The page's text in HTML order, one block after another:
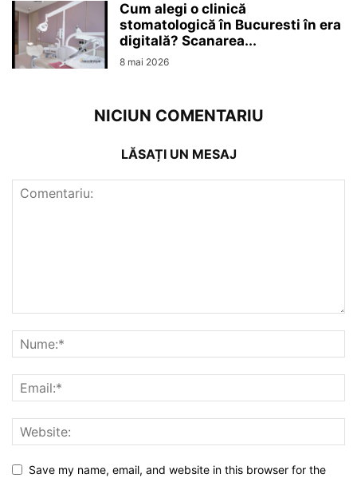
Cum alegi o clinică
stomatologică în Bucuresti în era
digitală? Scanarea...
8 mai 2026
NICIUN COMENTARIU
LĂSAȚI UN MESAJ
Save my name, email, and website in this browser for the